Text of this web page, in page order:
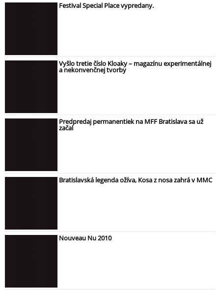
Festival Special Place vypredany.
Vyšlo tretie číslo Kloaky – magazínu experimentálnej
a nekonvenčnej tvorby
Predpredaj permanentiek na MFF Bratislava sa už
začal
Bratislavská legenda ožíva, Kosa z nosa zahrá v MMC
Nouveau Nu 2010